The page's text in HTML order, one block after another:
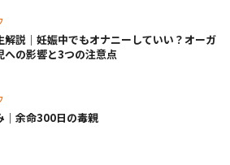
解説｜妊娠中でもオナニーしていい？オーガ
への影響と3つの注意点
｜余命300日の毒親